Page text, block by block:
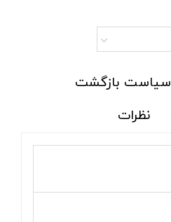
سیاست بازگشت
نظرات